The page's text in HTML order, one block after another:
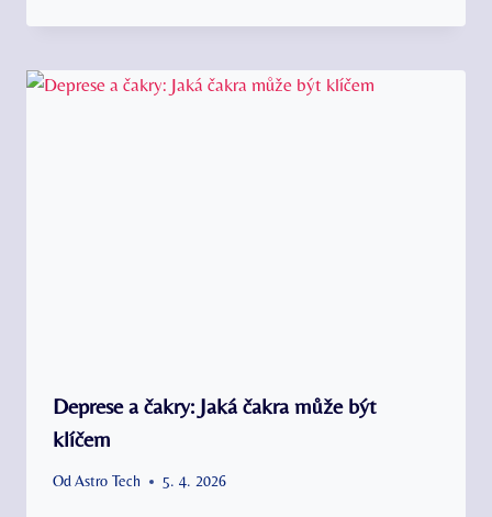
Deprese a čakry: Jaká čakra může být
klíčem
OdAstro Tech 5. 4. 2026